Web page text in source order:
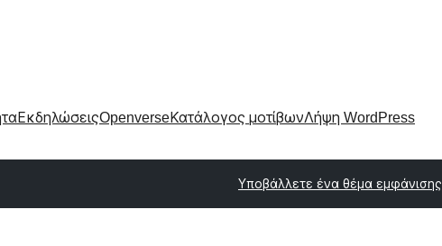
ΕκδηλώσειςOpenverseΚατάλογος μοτίβωνΛήψη WordPress
Υποβάλλετε ένα θέμα εμφάνισης